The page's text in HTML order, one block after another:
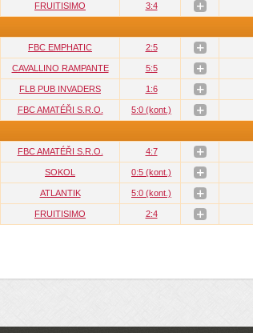
FRUITISIMO 3:4
FBC EMPHATIC 2:5
CAVALLINO RAMPANTE 5:5
FLB PUB INVADERS 1:6
FBC AMATÉŘI S.R.O. 5:0 (kont.)
FBC AMATÉŘI S.R.O. 4:7
SOKOL 0:5 (kont.)
ATLANTIK 5:0 (kont.)
FRUITISIMO 2:4